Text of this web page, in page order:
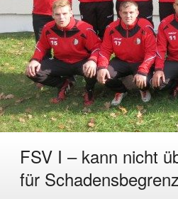
FSV I – kann nicht
für